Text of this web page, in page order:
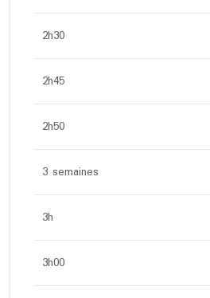
2h30
2h45
2h50
3 semaines
3h
3h00